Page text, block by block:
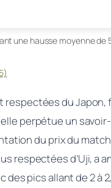
une hausse moyenne de
du
perpétue un
du prix du
respectées d’Uji, a
des pics allant de 2